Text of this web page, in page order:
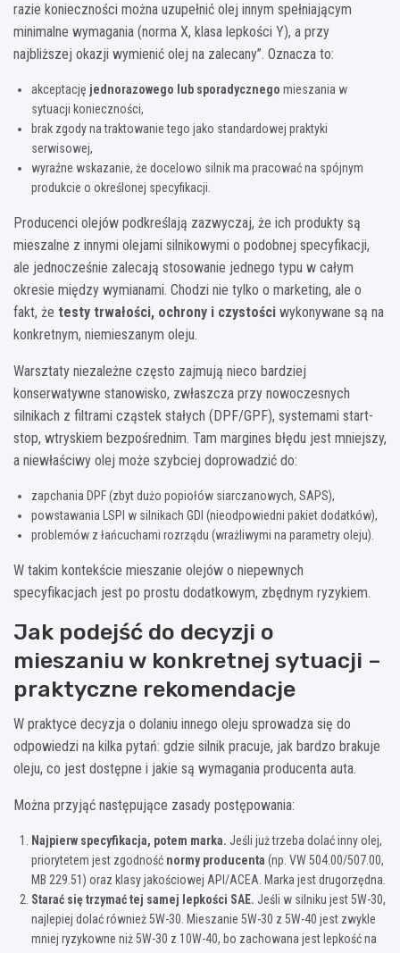
razie konieczności można uzupełnić olej innym spełniającym
minimalne wymagania (norma X, klasa lepkości Y), a przy
najbliższej okazji wymienić olej na zalecany”. Oznacza to:
akceptację jednorazowego lub sporadycznego mieszania w
sytuacji konieczności,
brak zgody na traktowanie tego jako standardowej praktyki
serwisowej,
wyraźne wskazanie, że docelowo silnik ma pracować na spójnym
produkcie o określonej specyfikacji.
Producenci olejów podkreślają zazwyczaj, że ich produkty są
mieszalne z innymi olejami silnikowymi o podobnej specyfikacji,
ale jednocześnie zalecają stosowanie jednego typu w całym
okresie między wymianami. Chodzi nie tylko o marketing, ale o
fakt, że testy trwałości, ochrony i czystości wykonywane są na
konkretnym, niemieszanym oleju.
Warsztaty niezależne często zajmują nieco bardziej
konserwatywne stanowisko, zwłaszcza przy nowoczesnych
silnikach z filtrami cząstek stałych (DPF/GPF), systemami start-
stop, wtryskiem bezpośrednim. Tam margines błędu jest mniejszy,
a niewłaściwy olej może szybciej doprowadzić do:
zapchania DPF (zbyt dużo popiołów siarczanowych, SAPS),
powstawania LSPI w silnikach GDI (nieodpowiedni pakiet dodatków),
problemów z łańcuchami rozrządu (wrażliwymi na parametry oleju).
W takim kontekście mieszanie olejów o niepewnych
specyfikacjach jest po prostu dodatkowym, zbędnym ryzykiem.
Jak podejść do decyzji o
mieszaniu w konkretnej sytuacji –
praktyczne rekomendacje
W praktyce decyzja o dolaniu innego oleju sprowadza się do
odpowiedzi na kilka pytań: gdzie silnik pracuje, jak bardzo brakuje
oleju, co jest dostępne i jakie są wymagania producenta auta.
Można przyjąć następujące zasady postępowania:
Najpierw specyfikacja, potem marka. Jeśli już trzeba dolać inny olej,
priorytetem jest zgodność normy producenta (np. VW 504.00/507.00,
MB 229.51) oraz klasy jakościowej API/ACEA. Marka jest drugorzędna.
Starać się trzymać tej samej lepkości SAE. Jeśli w silniku jest 5W-30,
najlepiej dolać również 5W-30. Mieszanie 5W-30 z 5W-40 jest zwykle
mniej ryzykowne niż 5W-30 z 10W-40, bo zachowana jest lepkość na